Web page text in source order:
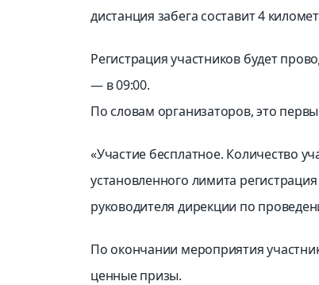
дистанция забега составит 4
Регистрация участников будет
— в 09:00.
По словам организаторов, это
«Участие бесплатное. Количество
установленного лимита
руководителя дирекции по
По окончании мероприятия
ценные призы.